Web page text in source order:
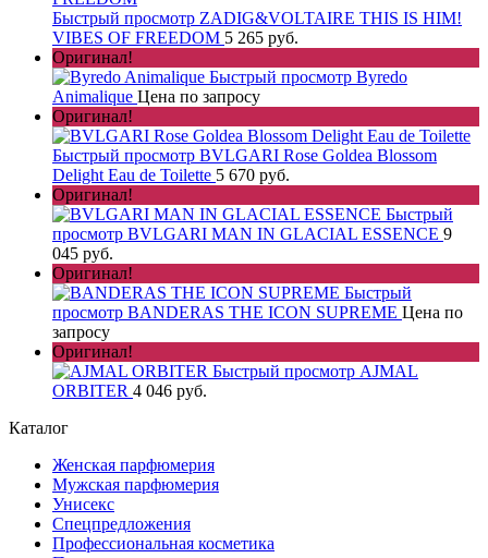
Быстрый просмотр ZADIG&VOLTAIRE THIS IS HIM!
VIBES OF FREEDOM 5 265 руб.
Оригинал!
Быстрый просмотр Byredo
Animalique Цена по запросу
Оригинал!
Быстрый просмотр BVLGARI Rose Goldea Blossom
Delight Eau de Toilette 5 670 руб.
Оригинал!
Быстрый
просмотр BVLGARI MAN IN GLACIAL ESSENCE 9
045 руб.
Оригинал!
Быстрый
просмотр BANDERAS THE ICON SUPREME Цена по
запросу
Оригинал!
Быстрый просмотр AJMAL
ORBITER 4 046 руб.
Каталог
Женская парфюмерия
Мужская парфюмерия
Унисекс
Спецпредложения
Профессиональная косметика